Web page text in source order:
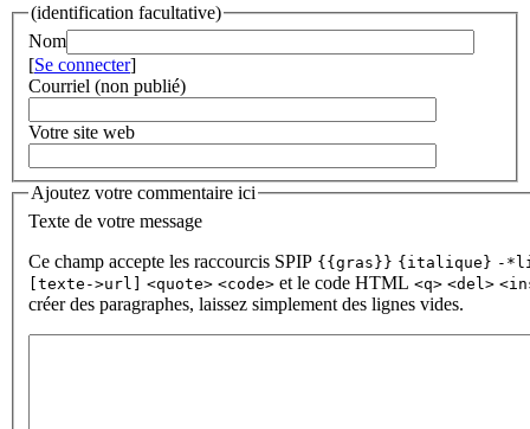
(identification facultative)
Nom
[Se connecter]
Courriel (non publié)
Votre site web
Ajoutez votre commentaire ici
Texte de votre message
Ce champ accepte les raccourcis SPIP {{gras}} {italique} -
[texte->url] <quote> <code> et le code HTML <q> <del>
créer des paragraphes, laissez simplement des lignes vides.